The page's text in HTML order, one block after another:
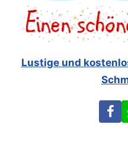
Lustige und